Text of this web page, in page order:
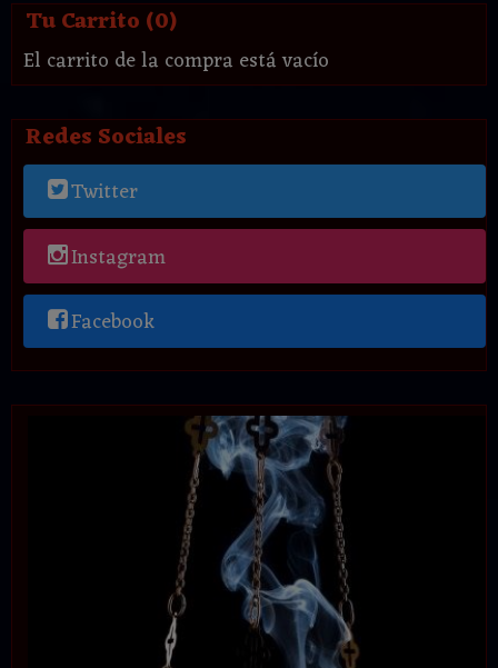
Tu Carrito (0)
El carrito de la compra está vacío
Redes Sociales
Twitter
Instagram
Facebook